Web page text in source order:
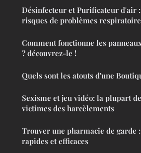
Désinfecteur et Purificateur d'air
risques de problèmes
Comment fonctionne les
? découvrez-le !
Quels sont les atouts d'une
Sexisme et jeu vidéo: la plupart
victimes des harcèlements
Trouver une pharmacie de garde
rapides et efficaces